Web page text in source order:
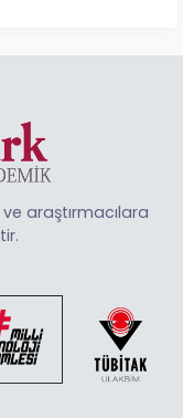
ve araştırmacılara